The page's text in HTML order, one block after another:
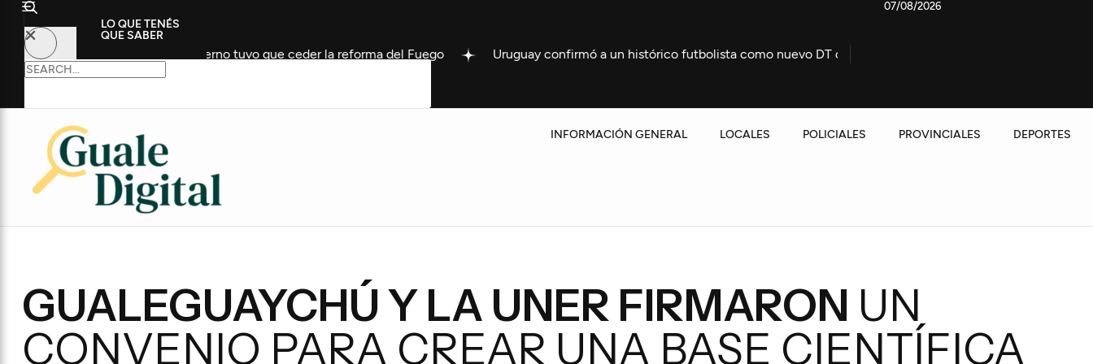
LO QUE TENÉS
QUE SABER
pero el Gobierno tuvo que ceder la reforma del Fuego Uruguay confirmó a un histórico futbolista como nuevo DT de la selección
07/08/2026
INFORMACIÓN GENERAL LOCALES POLICIALES PROVINCIALES DEPORTES
GUALEGUAYCHÚ Y LA UNER FIRMARON UN
CONVENIO PARA CREAR UNA BASE CIENTÍFICA